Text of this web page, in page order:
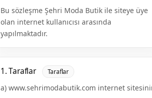
Bu sözleşme Şehri Moda Butik ile siteye üye
olan internet kullanıcısı arasında
yapılmaktadır.
1. Taraflar Taraflar
a) www.sehrimodabutik.com internet